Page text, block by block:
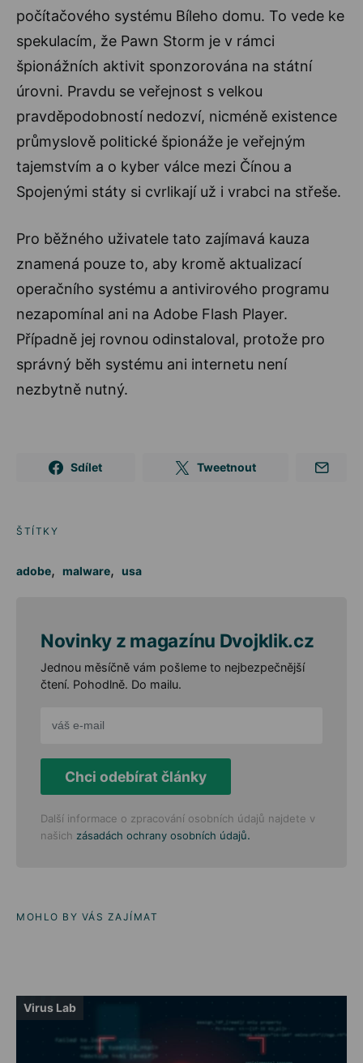
počítačového systému Bíleho domu. To vede ke
spekulacím, že Pawn Storm je v rámci
špionážních aktivit sponzorována na státní
úrovni. Pravdu se veřejnost s velkou
pravděpodobností nedozví, nicméně existence
průmyslově politické špionáže je veřejným
tajemstvím a o kyber válce mezi Čínou a
Spojenými státy si cvrlikají už i vrabci na střeše.
Pro běžného uživatele tato zajímavá kauza
znamená pouze to, aby kromě aktualizací
operačního systému a antivirového programu
nezapomínal ani na Adobe Flash Player.
Případně jej rovnou odinstaloval, protože pro
správný běh systému ani internetu není
nezbytně nutný.
Sdílet Tweetnout
ŠTÍTKY
adobe, malware, usa
Novinky z magazínu Dvojklik.cz
Jednou měsíčně vám pošleme to nejbezpečnější
čtení. Pohodlně. Do mailu.
Chci odebírat články
Další informace o zpracování osobních údajů najdete v
našich zásadách ochrany osobních údajů.
MOHLO BY VÁS ZAJÍMAT
Virus Lab